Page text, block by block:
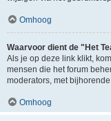
Omhoog
Waarvoor dient de "Het
Als je op deze link klikt,
mensen die het forum
moderators, met
Omhoog